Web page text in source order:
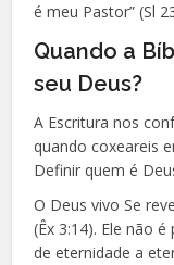
é meu Pastor” (Sl
Quando a
seu Deus?
A Escritura nos
quando coxeareis
Definir quem é
O Deus vivo Se
(Êx 3:14). Ele não
de eternidade a